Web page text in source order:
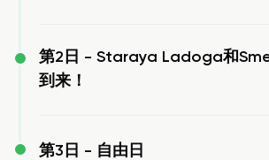
第2日 - Staraya Ladoga和
到来！
第3日 - 自由日